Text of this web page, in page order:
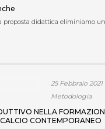
didattica eliminiamo
25 Febbraio 2021
Metodologia
NELLA
CONTEMPORANEO